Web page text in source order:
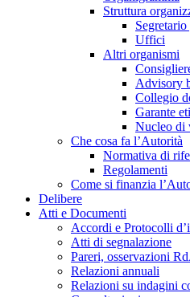
Struttura
Segretario
Uffici
Altri organismi
Advisory
Collegio
Garante
Nucleo di
Che cosa fa l’Autorità
Normativa di
Regolamenti
Come si finanzia
Delibere
Atti e Documenti
Accordi e Protocolli
Atti di segnalazione
Pareri, osservazioni
Relazioni annuali
Relazioni su indagini